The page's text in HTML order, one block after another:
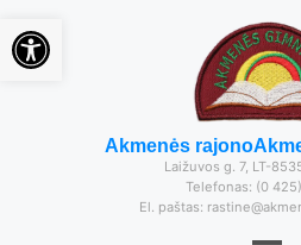
Akmenės rajono
Laižuvos g. 7, LT-
Telefonas: (0
El. paštas:
Open toolbar